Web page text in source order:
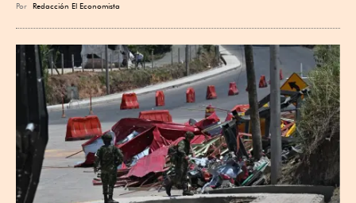
Por Redacción El Economista